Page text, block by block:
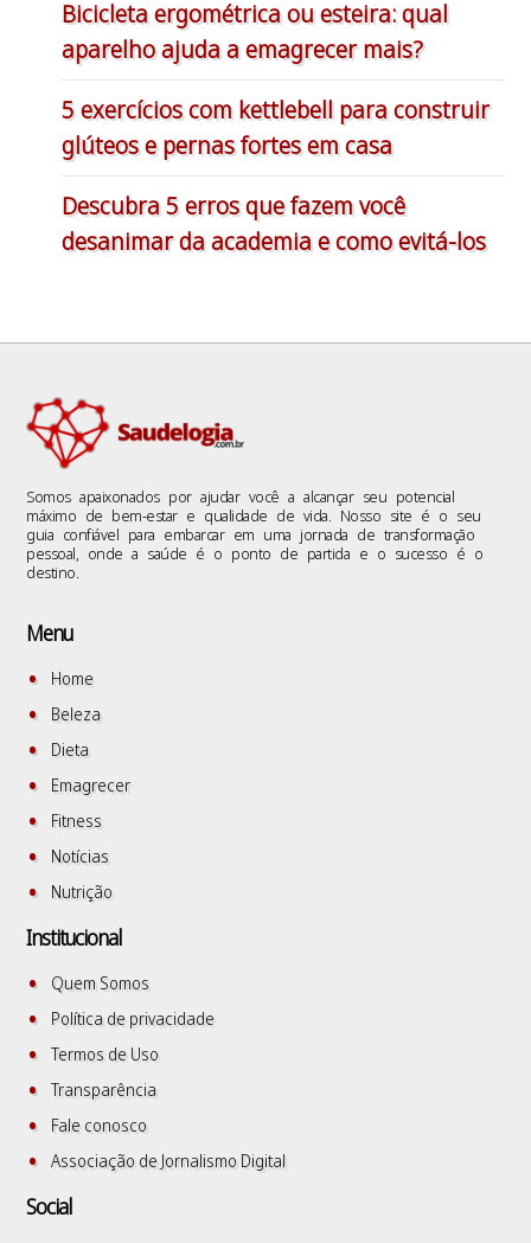
Bicicleta ergométrica ou esteira: qual
aparelho ajuda a emagrecer mais?
5 exercícios com kettlebell para construir
glúteos e pernas fortes em casa
Descubra 5 erros que fazem você
desanimar da academia e como evitá-los
Somos apaixonados por ajudar você a alcançar seu potencial
máximo de bem-estar e qualidade de vida. Nosso site é o seu
guia confiável para embarcar em uma jornada de transformação
pessoal, onde a saúde é o ponto de partida e o sucesso é o
destino.
Menu
Home
Beleza
Dieta
Emagrecer
Fitness
Notícias
Nutrição
Institucional
Quem Somos
Política de privacidade
Termos de Uso
Transparência
Fale conosco
Associação de Jornalismo Digital
Social